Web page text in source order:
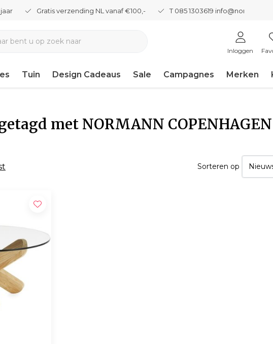
Gratis verzending NL vanaf €100,- T 085 1303619 info@nordicnew.nl
Inloggen
Tuin Design Cadeaus Sale Campagnes Merken
met NORMANN
Sorteren op